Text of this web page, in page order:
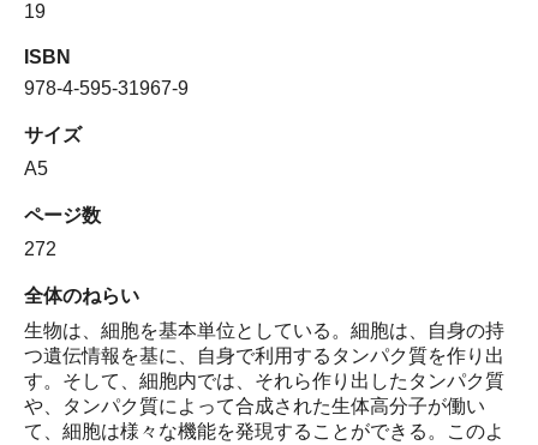
19
ISBN
978-4-595-31967-9
サイズ
A5
ページ数
272
全体のねらい
生物は、細胞を基本単位としている。細胞は、自身の持
つ遺伝情報を基に、自身で利用するタンパク質を作り出
す。そして、細胞内では、それら作り出したタンパク質
や、タンパク質によって合成された生体高分子が働い
て、細胞は様々な機能を発現することができる。このよ